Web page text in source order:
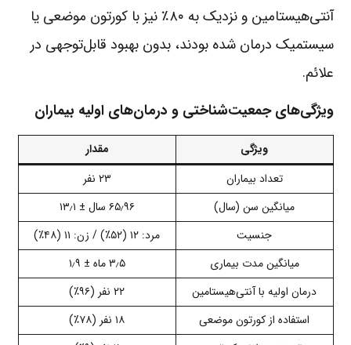
آنتی‌هیستامین و نزدیک به ۸۰٪ نیز با کورتون موضعی یا
سیستمیک درمان شده بودند، بدون بهبود قابل‌توجهی در
علائم.
ویژگی‌های جمعیت‌شناختی و درمان‌های اولیه بیماران
ویژگی
مقدار
تعداد بیماران
۲۳ نفر
میانگین سن (سال)
۶۵٫۹۶ سال ± ۱۳٫۱
جنسیت
مرد: ۱۲ (۵۲٪) / زن: ۱۱ (۴۸٪)
میانگین مدت بیماری
۳٫۵ ماه ± ۱٫۹
درمان اولیه با آنتی‌هیستامین
۲۲ نفر (۹۶٪)
استفاده از کورتون موضعی
۱۸ نفر (۷۸٪)